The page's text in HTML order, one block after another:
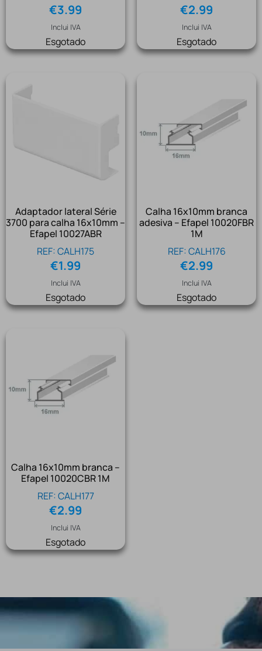
€3.99
Inclui IVA
Esgotado
€2.99
Inclui IVA
Esgotado
Adaptador lateral Série
3700 para calha 16x10mm –
Efapel 10027ABR
REF: CALH175
€1.99
Inclui IVA
Esgotado
Calha 16x10mm branca
adesiva – Efapel 10020FBR
1M
REF: CALH176
€2.99
Inclui IVA
Esgotado
Calha 16x10mm branca –
Efapel 10020CBR 1M
REF: CALH177
€2.99
Inclui IVA
Esgotado